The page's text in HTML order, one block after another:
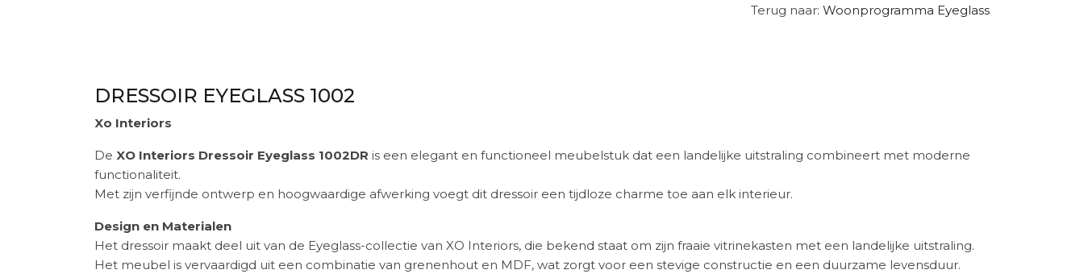
Terug naar: Woonprogramma Eyeglass
DRESSOIR EYEGLASS 1002
Xo Interiors
De XO Interiors Dressoir Eyeglass 1002DR is een elegant en functioneel meubelstuk dat een landelijke uitstraling combineert met moderne
functionaliteit.
Met zijn verfijnde ontwerp en hoogwaardige afwerking voegt dit dressoir een tijdloze charme toe aan elk interieur.
Design en Materialen
Het dressoir maakt deel uit van de Eyeglass-collectie van XO Interiors, die bekend staat om zijn fraaie vitrinekasten met een landelijke uitstraling.
Het meubel is vervaardigd uit een combinatie van grenenhout en MDF, wat zorgt voor een stevige constructie en een duurzame levensduur.